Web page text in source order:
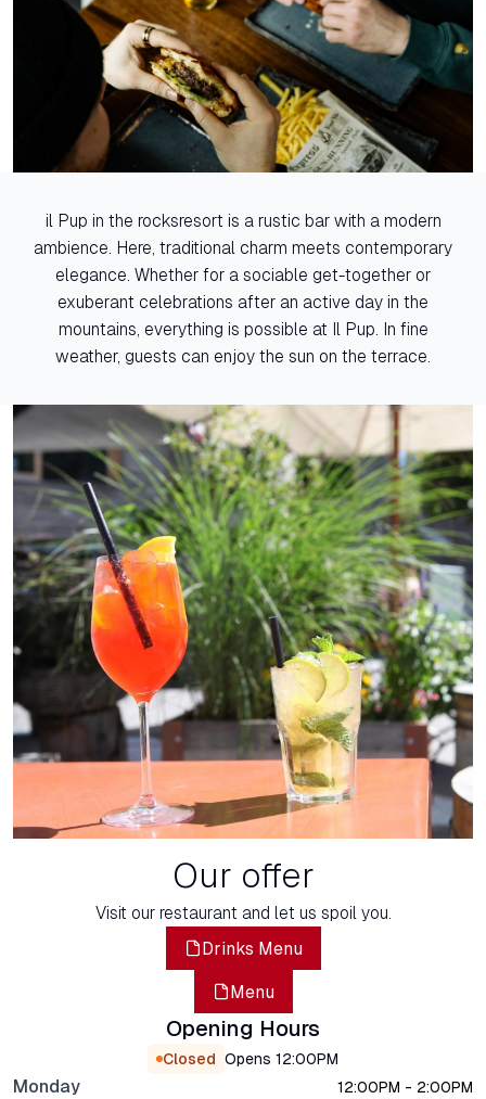
il Pup in the rocksresort is a rustic bar with a modern
ambience. Here, traditional charm meets contemporary
elegance. Whether for a sociable get-together or
exuberant celebrations after an active day in the
mountains, everything is possible at Il Pup. In fine
weather, guests can enjoy the sun on the terrace.
Our offer
Visit our restaurant and let us spoil you.
Drinks Menu
Menu
Opening Hours
Closed Opens 12:00PM
Monday
12:00PM - 2:00PM